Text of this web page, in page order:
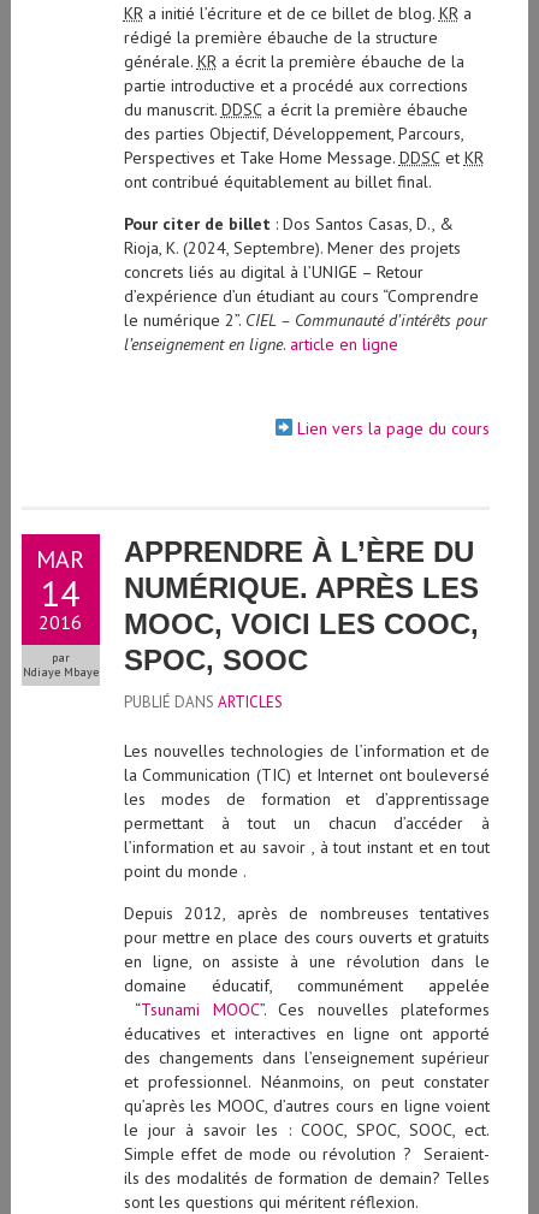
KRa initié l’écriture et de ce billet de blog. KRa
rédigé la première ébauche de la structure
générale. KRa écrit la première ébauche de la
partie introductive et a procédé aux corrections
du manuscrit. DDSCa écrit la première ébauche
des parties Objectif, Développement, Parcours,
Perspectives et Take Home Message. DDSCet KR
ont contribué équitablement au billet final.
Pour citer de billet : Dos Santos Casas, D., &
Rioja, K. (2024, Septembre). Mener des projets
concrets liés au digital à l’UNIGE – Retour
d’expérience d’un étudiant au cours “Comprendre
le numérique 2”. CIEL – Communauté d’intérêts pour
l’enseignement en ligne. article en ligne
Lien vers la page du cours
MAR
14
2016
par
Ndiaye Mbaye
APPRENDRE À L’ÈRE DU
NUMÉRIQUE. APRÈS LES
MOOC, VOICI LES COOC,
SPOC, SOOC
PUBLIÉ DANS ARTICLES
Les nouvelles technologies de l’information et de
la Communication (TIC) et Internet ont bouleversé
les modes de formation et d’apprentissage
permettant à tout un chacun d’accéder à
l’information et au savoir , à tout instant et en tout
point du monde .
Depuis 2012, après de nombreuses tentatives
pour mettre en place des cours ouverts et gratuits
en ligne, on assiste à une révolution dans le
domaine éducatif, communément appelée
“Tsunami MOOC”. Ces nouvelles plateformes
éducatives et interactives en ligne ont apporté
des changements dans l’enseignement supérieur
et professionnel. Néanmoins, on peut constater
qu’après les MOOC, d’autres cours en ligne voient
le jour à savoir les : COOC, SPOC, SOOC, ect.
Simple effet de mode ou révolution ? Seraient-
ils des modalités de formation de demain? Telles
sont les questions qui méritent réflexion.